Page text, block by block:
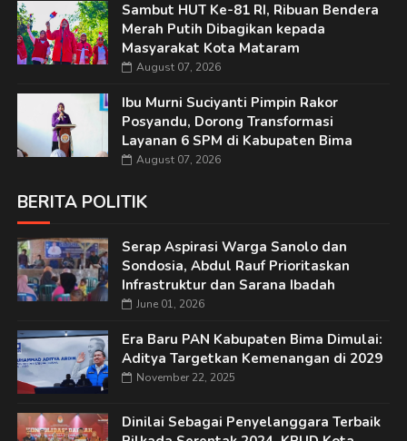
Sambut HUT Ke-81 RI, Ribuan Bendera
Merah Putih Dibagikan kepada
Masyarakat Kota Mataram
August 07, 2026
Ibu Murni Suciyanti Pimpin Rakor
Posyandu, Dorong Transformasi
Layanan 6 SPM di Kabupaten Bima
August 07, 2026
BERITA POLITIK
Serap Aspirasi Warga Sanolo dan
Sondosia, Abdul Rauf Prioritaskan
Infrastruktur dan Sarana Ibadah
June 01, 2026
Era Baru PAN Kabupaten Bima Dimulai:
Aditya Targetkan Kemenangan di 2029
November 22, 2025
Dinilai Sebagai Penyelanggara Terbaik